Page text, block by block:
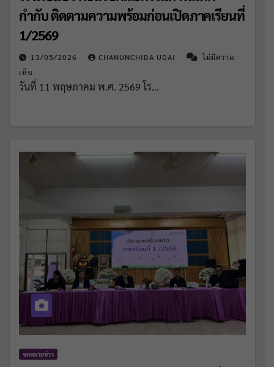
กำกับ ติดตามความพร้อมก่อนเปิดภาคเรียนที่
1/2569
13/05/2026 CHANUNCHIDA UDAI
ไม่มีความ
เห็น
วันที่ 11 พฤษภาคม พ.ศ. 2569 โร…
จดหมายข่าว